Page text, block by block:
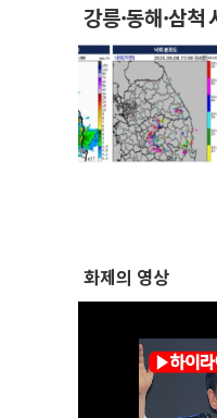
강릉·동해·삼
화제의 영상